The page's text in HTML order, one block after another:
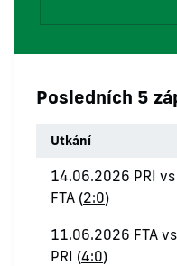
Posledních 5
Utkání
14.06.2026 PRI vs
FTA (2:0)
11.06.2026 FTA vs
PRI (4:0)